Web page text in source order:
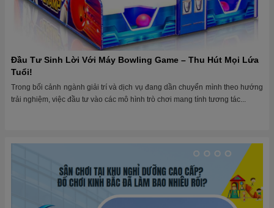
Đầu Tư Sinh Lời Với Máy Bowling Game – Thu Hút Mọi Lứa
Tuổi!
Trong bối cảnh ngành giải trí và dịch vụ đang dần chuyển mình theo hướng
trải nghiệm, việc đầu tư vào các mô hình trò chơi mang tính tương tác...